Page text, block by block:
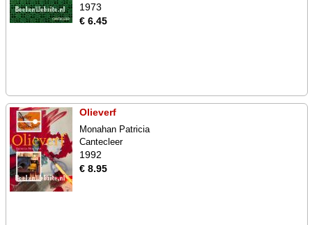
1973
€ 6.45
Olieverf
Monahan Patricia
Cantecleer
1992
€ 8.95